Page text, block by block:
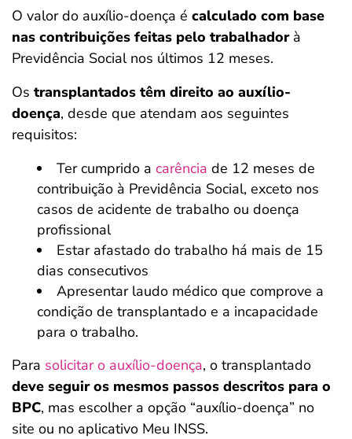
O valor do auxílio-doença é calculado com base
nas contribuições feitas pelo trabalhadorà
Previdência Social nos últimos 12 meses.
Os transplantados têm direito ao auxílio-
doença, desde que atendam aos seguintes
requisitos:
Ter cumprido a carência de 12 meses de
contribuição à Previdência Social, exceto nos
casos de acidente de trabalho ou doença
profissional
Estar afastado do trabalho há mais de 15
dias consecutivos
Apresentar laudo médico que comprove a
condição de transplantado e a incapacidade
para o trabalho.
Para solicitar o auxílio-doença, o transplantado
deve seguir os mesmos passos descritos para o
BPC, mas escolher a opção “auxílio-doença” no
site ou no aplicativo Meu INSS.